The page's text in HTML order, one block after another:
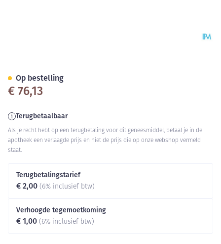
€ 76,13
Terugbetaalbaar
Als je recht hebt op een terugbetaling voor dit geneesmiddel, betaal je in de
apotheek een verlaagde prijs en niet de prijs die op onze webshop vermeld
staat.
Terugbetalingstarief
€ 2,00 (6% inclusief btw)
Verhoogde tegemoetkoming
€ 1,00 (6% inclusief btw)
Op bestelling